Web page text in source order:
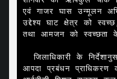
एवं गाजर घास उन्मूलन
उद्देश्य घाट क्षेत्र को
तथा आमजन को स्वच्छता
  जिलाधिकारी के निर्देशानुसार आयोजित इस अभियान में जिला
आपदा प्रबंधन प्राधिकरण